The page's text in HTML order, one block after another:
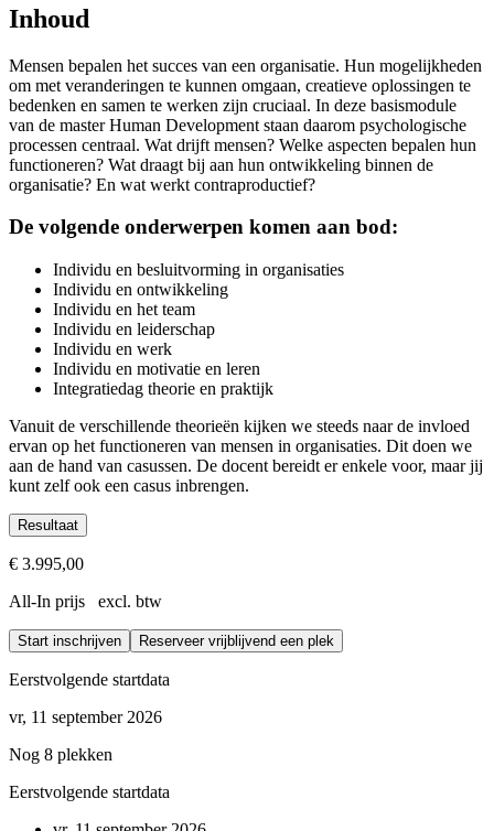
Toelatingscriteria
Voor deze mastermodule heb je een hbo-achtergrond nodig,
Mocht je ervoor kiezen om de gehelemasterte gaan volgen, dan
Inhoud
Mensen bepalen het succes van een organisatie. Hun mogelijkheden
om met veranderingen te kunnen omgaan, creatieve oplossingen te
bedenken en samen te werken zijn cruciaal. In deze basismodule
van de master Human Development staan daarom psychologische
processen centraal. Wat drijft mensen? Welke aspecten bepalen hun
functioneren? Wat draagt bij aan hun ontwikkeling binnen de
organisatie? En wat werkt contraproductief?
De volgende onderwerpen komen aan bod:
Individu en besluitvorming in organisaties
Individu en ontwikkeling
Individu en het team
Individu en leiderschap
Individu en werk
Individu en motivatie en leren
Integratiedag theorie en praktijk
Vanuit de verschillende theorieën kijken we steeds naar de invloed
ervan op het functioneren van mensen in organisaties. Dit doen we
aan de hand van casussen. De docent bereidt er enkele voor, maar jij
kunt zelf ook een casus inbrengen.
Resultaat
Je kent toonaangevende theorieën over psychologie in
Je kunt het functioneren van de mensen in jouw organisatie
€ 3.995,00
All-In prijs excl. btw
Start inschrijven Reserveer vrijblijvend een plek
Eerstvolgende startdata
vr, 11 september 2026
Nog 8 plekken
Eerstvolgende startdata